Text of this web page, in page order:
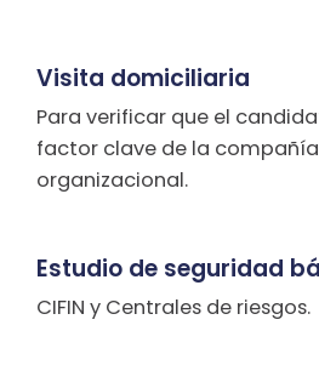
Visita domiciliaria
Para verificar que el
factor clave de la
organizacional.
Estudio de seguridad
CIFIN y Centrales de riesgos.